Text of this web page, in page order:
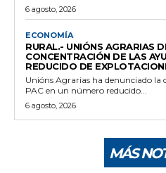
6 agosto, 2026
ECONOMÍA
RURAL.- UNIÓNS AGRARIAS
CONCENTRACIÓN DE LAS
REDUCIDO DE
Unións Agrarias ha denunciado la
PAC en un número reducido...
6 agosto, 2026
MÁS